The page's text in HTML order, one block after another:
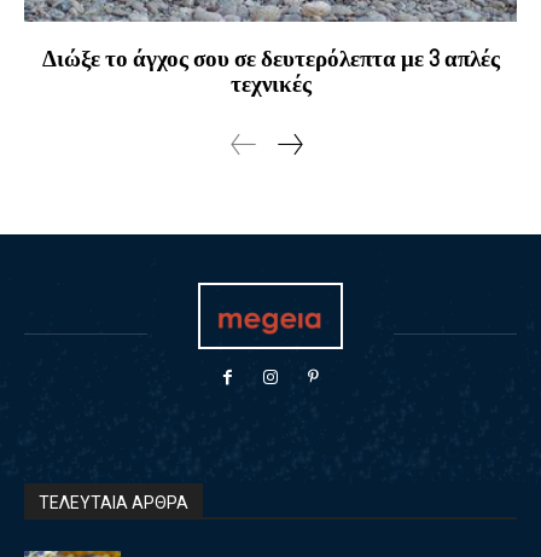
Διώξε το άγχος σου σε δευτερόλεπτα με 3 απλές
τεχνικές
ΤΕΛΕΥΤΑΙΑ ΑΡΘΡΑ